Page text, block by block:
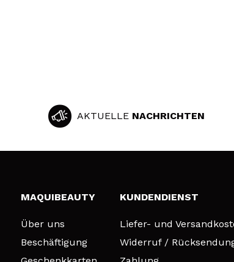
AKTUELLE NACHRICHTEN
MAQUIBEAUTY
Über uns
Beschäftigung
KUNDENDIENST
Liefer- und
Widerruf /